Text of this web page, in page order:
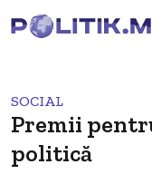
SOCIAL
Premii
politică